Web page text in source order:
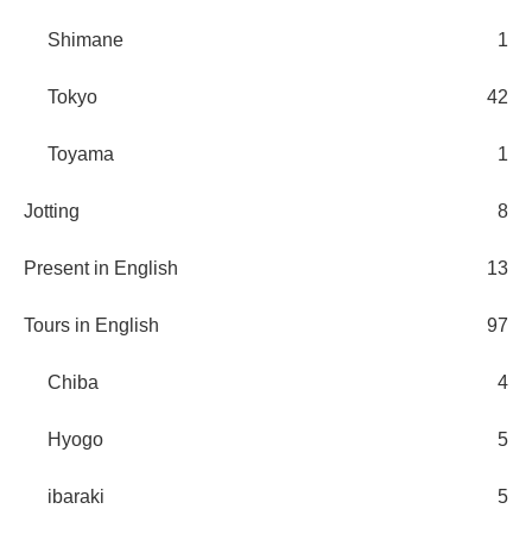
Shimane 1
Tokyo 42
Toyama 1
Jotting 8
Present in English 13
Tours in English 97
Chiba 4
Hyogo 5
ibaraki 5